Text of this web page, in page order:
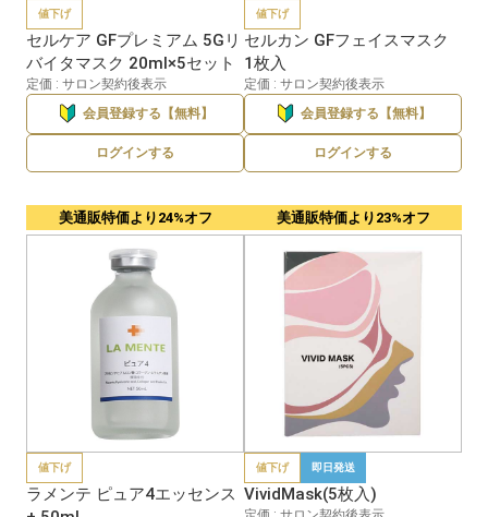
値下げ
セルケア GFプレミアム 5Gリ
バイタマスク 20ml×5セット
定価 : サロン契約後表示
会員登録する【無料】
ログインする
値下げ
セルカン GFフェイスマスク
1枚入
定価 : サロン契約後表示
会員登録する【無料】
ログインする
美通販特価より24%オフ
値下げ
ラメンテ ピュア4エッセンス
美通販特価より23%オフ
値下げ 即日発送
VividMask(5枚入)